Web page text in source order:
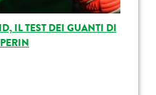
IL TEST DEI GUANTI DI